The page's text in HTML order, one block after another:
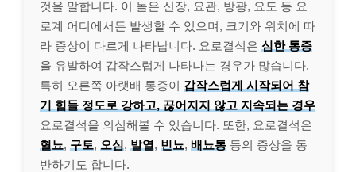
것을 말합니다. 이 돌은 신장, 요관, 방광, 요도 등 요
로계 어디에서든 발생할 수 있으며, 크기와 위치에 따
라 증상이 다르게 나타납니다. 요로결석은 심한 통증
을 유발하여 갑작스럽게 나타나는 경우가 많습니다.
특히 오른쪽 아랫배 통증이 갑작스럽게 시작되어 참
기 힘들 정도로 강하고, 끊어지지 않고 지속되는 경우
요로결석을 의심해볼 수 있습니다. 또한, 요로결석은
혈뇨, 구토, 오심, 발열, 빈뇨, 배뇨통 등의 증상을 동
반하기도 합니다.